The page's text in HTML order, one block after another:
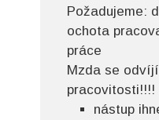
Požadujeme:
ochota
práce
Mzda se
pracovitosti!!!!
nástup